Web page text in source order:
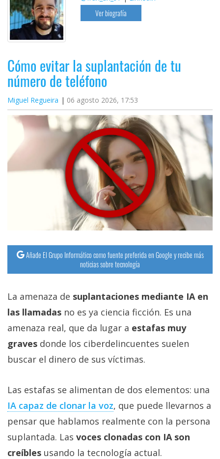
Ver biografía
Cómo evitar la suplantación de tu
número de teléfono
Miguel Regueira 06 agosto 2026, 17:53
Añade El Grupo Informático como fuente preferida en Google y recibe más
noticias sobre tecnología
La amenaza de suplantaciones mediante IA en
las llamadas no es ya ciencia ficción. Es una
amenaza real, que da lugar a estafas muy
graves donde los ciberdelincuentes suelen
buscar el dinero de sus víctimas.
Las estafas se alimentan de dos elementos: una
IA capaz de clonar la voz‎, que puede llevarnos a
pensar que hablamos realmente con la persona
suplantada. Las voces clonadas con IA son
creíbles usando la tecnología actual.